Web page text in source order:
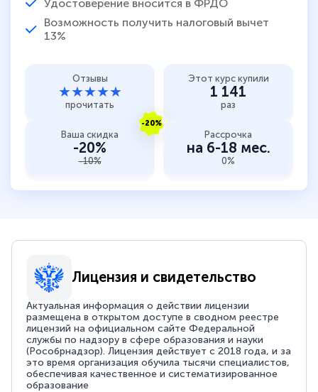
Удостоверение вносится в ФРДО
Возможность получить налоговый вычет
13%
Отзывы
★★★★★
прочитать
Этот курс купили
1 141
раз
-20%
Ваша скидка
-20%
-10%
Рассрочка
на 6-18 мес.
0%
Лицензия и свидетельство
Актуальная информация о действии лицензии
размещена в открытом доступе в сводном реестре
лицензий на официальном сайте Федеральной
службы по надзору в сфере образования и науки
(Рособрнадзор). Лицензия действует с 2018 года, и за
это время организация обучила тысячи специалистов,
обеспечивая качественное и систематизированное
образование